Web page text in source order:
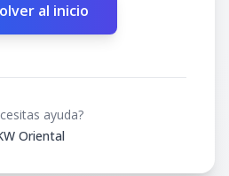
al inicio
ayuda?
Oriental